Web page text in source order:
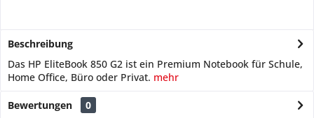
Beschreibung
Das HP EliteBook 850 G2 ist ein Premium Notebook für Schule,
Home Office, Büro oder Privat. mehr
Bewertungen
0